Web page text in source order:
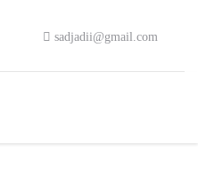
sadjadii@gmail.com